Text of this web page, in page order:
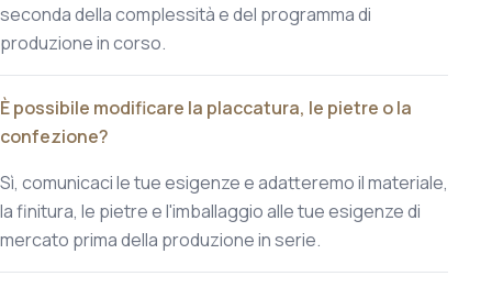
seconda della complessità e del programma di
produzione in corso.
È possibile modificare la placcatura, le pietre o la
confezione?
Sì, comunicaci le tue esigenze e adatteremo il materiale,
la finitura, le pietre e l'imballaggio alle tue esigenze di
mercato prima della produzione in serie.